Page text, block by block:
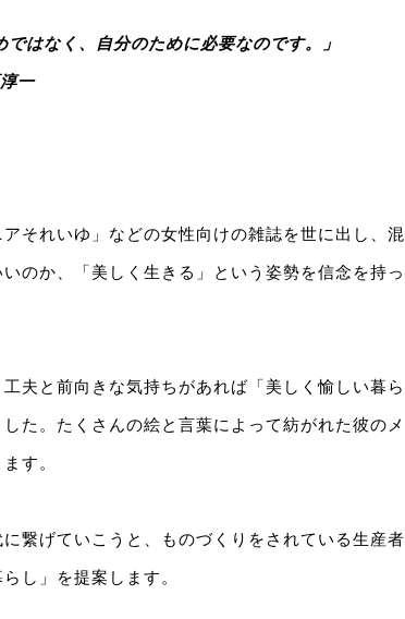
はなく、自分のために必要なのです。」
一
それいゆ」などの女性向けの雑誌を世に出し、混
のか、「美しく生きる」という姿勢を信念を持っ
夫と前向きな気持ちがあれば「美しく愉しい暮ら
た。たくさんの絵と言葉によって紡がれた彼のメ
す。
繋げていこうと、ものづくりをされている生産者
し」を提案します。